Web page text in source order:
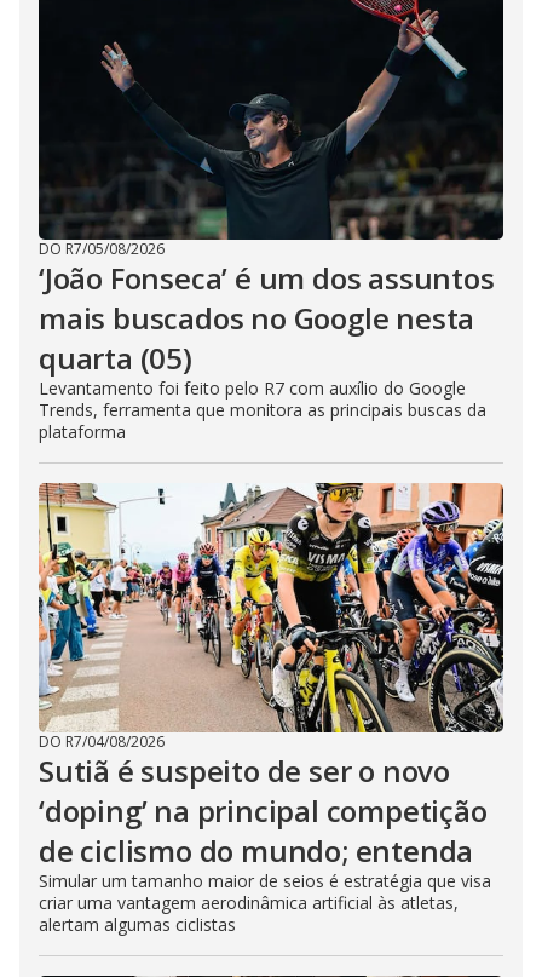
DO R7/05/08/2026
‘João Fonseca’ é um dos assuntos
mais buscados no Google nesta
quarta (05)
Levantamento foi feito pelo R7 com auxílio do Google
Trends, ferramenta que monitora as principais buscas da
plataforma
DO R7/04/08/2026
Sutiã é suspeito de ser o novo
‘doping’ na principal competição
de ciclismo do mundo; entenda
Simular um tamanho maior de seios é estratégia que visa
criar uma vantagem aerodinâmica artificial às atletas,
alertam algumas ciclistas